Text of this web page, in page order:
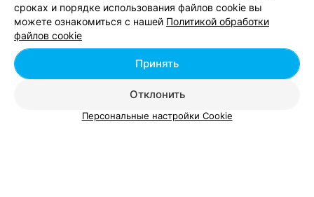
Добавить компанию
Добавить специалиста
сроках и порядке использования файлов cookie вы
можете ознакомиться с нашей Политикой обработки
файлов cookie
Отклонить
Принять
Персональные настройки Cookie